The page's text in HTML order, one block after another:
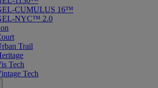
CUMULUS 16™
NYC™ 2.0
Trail
Tech
Tech